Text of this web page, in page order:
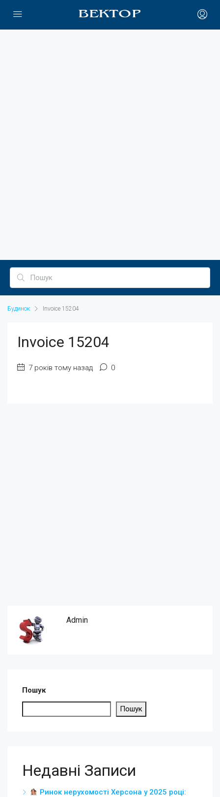
Будинок Invoice 15204
Invoice 15204
7 років тому назад 0
Admin
Пошук
Пошук
Недавні Записи
Ринок нерухомості Херсона у 2025 році: